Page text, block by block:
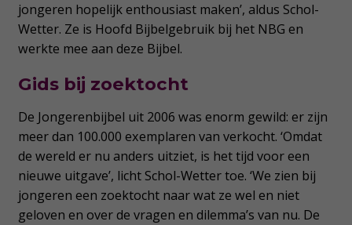
jongeren hopelijk enthousiast maken’, aldus Schol-
Wetter. Ze is Hoofd Bijbelgebruik bij het NBG en
werkte mee aan deze Bijbel.
Gids bij zoektocht
De Jongerenbijbel uit 2006 was enorm gewild: er zijn
meer dan 100.000 exemplaren van verkocht. ‘Omdat
de wereld er nu anders uitziet, is het tijd voor een
nieuwe uitgave’, licht Schol-Wetter toe. ‘We zien bij
jongeren een zoektocht naar wat ze wel en niet
geloven en over de vragen en dilemma’s van nu. De